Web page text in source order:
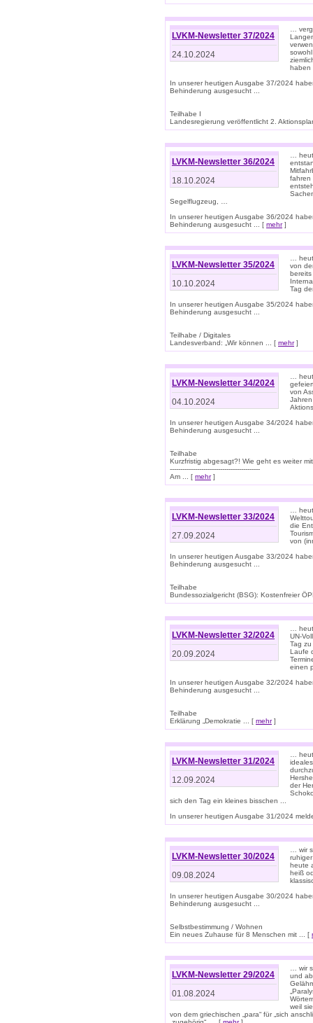
LVKM-Newsletter 37/2024
24.10.2024
…
In unserer heutigen Ausgabe 37/2024
Behinderung ausgesucht ...
Teilhabe I
Landesregierung veröffentlicht 2.
LVKM-Newsletter 36/2024
18.10.2024
…
fahren
Segelflugzeug, …
In unserer heutigen Ausgabe 36/2024
Behinderung ausgesucht ... [ mehr]
LVKM-Newsletter 35/2024
10.10.2024
…
von
bereits
Tag
In unserer heutigen Ausgabe 35/2024
Behinderung ausgesucht ...
Teilhabe / Digitales
Landesverband: „Wir können ... [ mehr]
LVKM-Newsletter 34/2024
04.10.2024
…
von
In unserer heutigen Ausgabe 34/2024
Behinderung ausgesucht ...
Teilhabe
Kurzfristig abgesagt?! Wie geht es weiter
-------------------------------------------
Am ... [ mehr]
LVKM-Newsletter 33/2024
27.09.2024
…
die
von
In unserer heutigen Ausgabe 33/2024
Behinderung ausgesucht ...
Teilhabe
Bundessozialgericht (BSG): Kostenfreier
LVKM-Newsletter 32/2024
20.09.2024
…
UN-
Tag
Laufe
einen
In unserer heutigen Ausgabe 32/2024
Behinderung ausgesucht ...
Teilhabe
Erklärung „Demokratie ... [ mehr]
LVKM-Newsletter 31/2024
12.09.2024
…
der
sich den Tag ein kleines bisschen ...
In unserer heutigen Ausgabe 31/2024
LVKM-Newsletter 30/2024
09.08.2024
… wir
heute
heiß
In unserer heutigen Ausgabe 30/2024
Behinderung ausgesucht ...
Selbstbestimmung / Wohnen
Ein neues Zuhause für 8 Menschen mit ... [
LVKM-Newsletter 29/2024
01.08.2024
… wir
und
weil
von dem griechischen „para“ für „sich